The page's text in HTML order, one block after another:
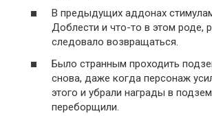
В предыдущих аддонах
Доблести и что-то в этом роде,
следовало возвращаться.
Было странным проходить
снова, даже когда персонаж
этого и убрали награды в
переборщили.